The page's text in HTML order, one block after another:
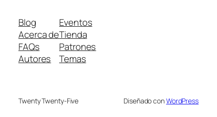
Blog
Acerca de
FAQs
Autores
Eventos
Tienda
Patrones
Temas
Twenty Twenty-Five Diseñado conWordPress